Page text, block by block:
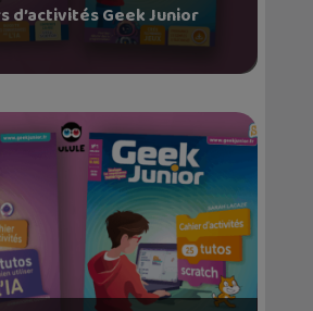
d’activités Geek Junior